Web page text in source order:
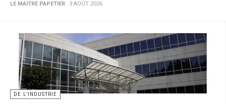
LE MAITRE PAPETIER 3 AOÛT 2026
DE L’INDUSTRIE